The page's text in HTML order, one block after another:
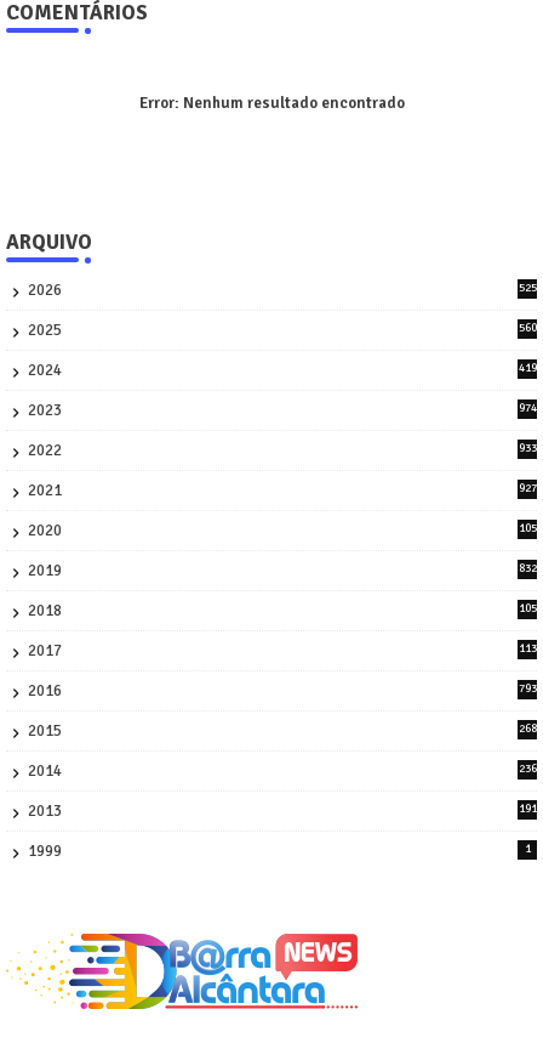
COMENTÁRIOS
Error: Nenhum resultado encontrado
ARQUIVO
2026
525
2025
560
2024
419
2023
974
2022
933
2021
927
2020
105
2019
832
2018
105
2017
113
2016
793
2015
268
2014
236
2013
191
1999 1